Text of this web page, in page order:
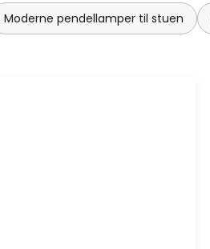
Moderne pendellamper til stuen